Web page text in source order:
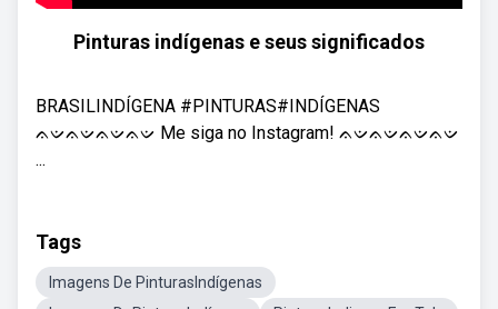
Pinturas indígenas e seus significados
BRASILINDÍGENA #PINTURAS#INDÍGENAS
ᨊᨉᨊᨉᨊᨉᨊᨉ Me siga no Instagram! ᨊᨉᨊᨉᨊᨉᨊᨉ
...
Tags
Imagens De PinturasIndígenas